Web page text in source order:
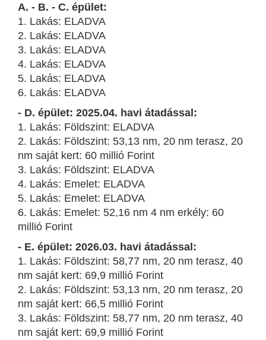
A. - B. - C. épület:
1. Lakás: ELADVA
2. Lakás: ELADVA
3. Lakás: ELADVA
4. Lakás: ELADVA
5. Lakás: ELADVA
6. Lakás: ELADVA
- D. épület: 2025.04. havi átadással:
1. Lakás: Földszint: ELADVA
2. Lakás: Földszint: 53,13 nm, 20 nm terasz, 20
nm saját kert: 60 millió Forint
3. Lakás: Földszint: ELADVA
4. Lakás: Emelet: ELADVA
5. Lakás: Emelet: ELADVA
6. Lakás: Emelet: 52,16 nm 4 nm erkély: 60
millió Forint
- E. épület: 2026.03. havi átadással:
1. Lakás: Földszint: 58,77 nm, 20 nm terasz, 40
nm saját kert: 69,9 millió Forint
2. Lakás: Földszint: 53,13 nm, 20 nm terasz, 20
nm saját kert: 66,5 millió Forint
3. Lakás: Földszint: 58,77 nm, 20 nm terasz, 40
nm saját kert: 69,9 millió Forint